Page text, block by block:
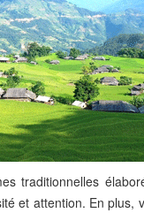
traditionnelles
et attention. En plus,